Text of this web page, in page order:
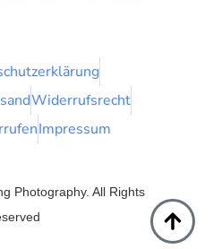
Widerrufsrecht
Impressum
Photography. All Rights